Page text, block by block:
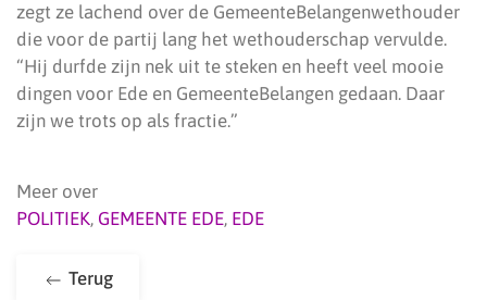
zegt ze lachend over de GemeenteBelangenwethouder
die voor de partij lang het wethouderschap vervulde.
“Hij durfde zijn nek uit te steken en heeft veel mooie
dingen voor Ede en GemeenteBelangen gedaan. Daar
zijn we trots op als fractie.”
Meer over
POLITIEK, GEMEENTE EDE, EDE
Terug